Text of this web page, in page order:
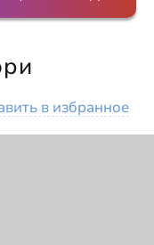
в избранное